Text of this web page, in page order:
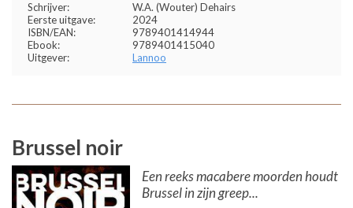
Schrijver:
W.A. (Wouter) Dehairs
Eerste uitgave:
2024
ISBN/EAN:
9789401414944
Ebook:
9789401415040
Uitgever:
Lannoo
Brussel noir
Een reeks macabere moorden houdt
Brussel in zijn greep...